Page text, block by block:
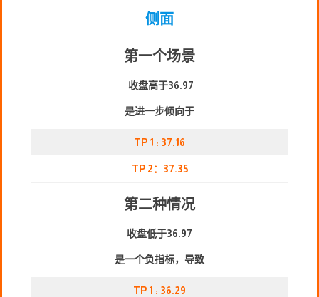
侧面
第一个场景
收盘高于36.97
是进一步倾向于
TP 1 : 37.16
TP 2：37.35
第二种情况
收盘低于36.97
是一个负指标，导致
TP 1 : 36.29